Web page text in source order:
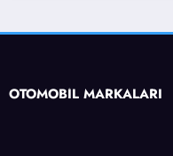
OTOMOBİL MARKALARI